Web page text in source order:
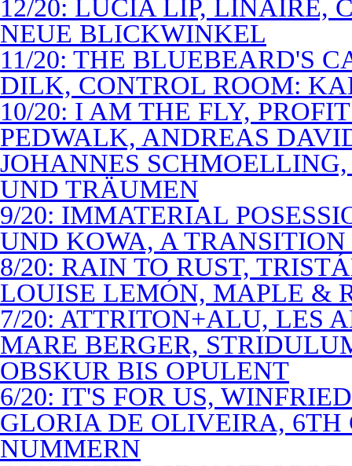
12/20: LUCIA LIP, LINAIRE,
NEUE BLICKWINKEL
11/20: THE BLUEBEARD'S
DILK, CONTROL ROOM:
10/20: I AM THE FLY,
PEDWALK, ANDREAS
JOHANNES
UND TRÄUMEN
9/20: IMMATERIAL
UND KOWA, A
8/20: RAIN TO RUST,
LOUISE LEMÓN, MAPLE &
7/20: ATTRITON+ALU, LES
MARE BERGER,
OBSKUR BIS OPULENT
6/20: IT'S FOR US,
GLORIA DE OLIVEIRA, 6TH
NUMMERN